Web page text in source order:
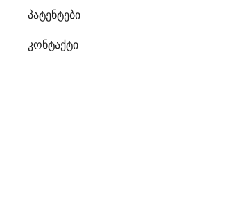
პატენტები
კონტაქტი